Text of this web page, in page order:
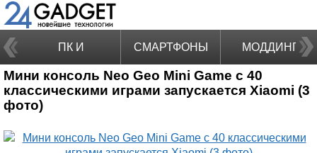
ПК И
НОУТБУКИ
СМАРТФОНЫ МОДДИНГ
Мини консоль Neo Geo Mini Game с 40
классическими играми запускается Xiaomi (3
фото)